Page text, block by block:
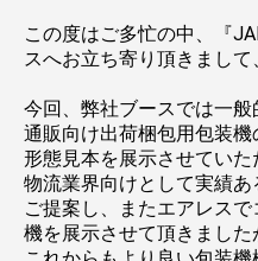
この度はご多忙の中、『
スへお立ち寄り頂きまして
今回、弊社ブースでは一
通販向け出荷梱包用包装
形態見本を展示させていた
物流業界向けとして実績
ご提案し、またエアレス
機を展示させて頂きました